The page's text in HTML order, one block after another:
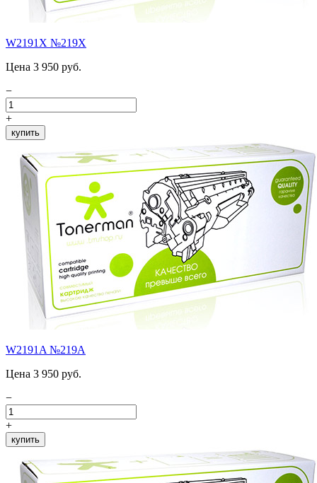
W2191X №219X
Цена 3 950 руб.
−
+
купить
W2191A №219A
Цена 3 950 руб.
−
+
купить